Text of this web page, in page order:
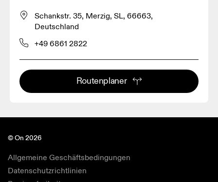
Schankstr. 35, Merzig, SL, 66663,
Deutschland
+49 6861 2822
Routenplaner
© On 2026
Allgemeine Geschäftsbedingungen
Datenschutzrichtlinien